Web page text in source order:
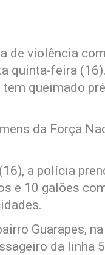
de violência
quinta-feira
queimado
da Força
a polícia
e 10 galões
Guarapes,
da linha